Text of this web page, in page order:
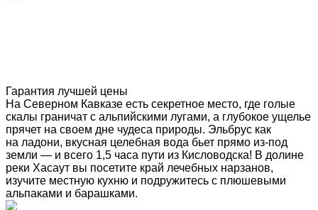
Гарантия лучшей цены
На Северном Кавказе есть секретное место, где голые
скалы граничат с альпийскими лугами, а глубокое ущелье
прячет на своем дне чудеса природы. Эльбрус как
на ладони, вкусная целебная вода бьет прямо из-под
земли — и всего 1,5 часа пути из Кисловодска! В долине
реки Хасаут вы посетите край лечебных нарзанов,
изучите местную кухню и подружитесь с плюшевыми
альпаками и барашками.